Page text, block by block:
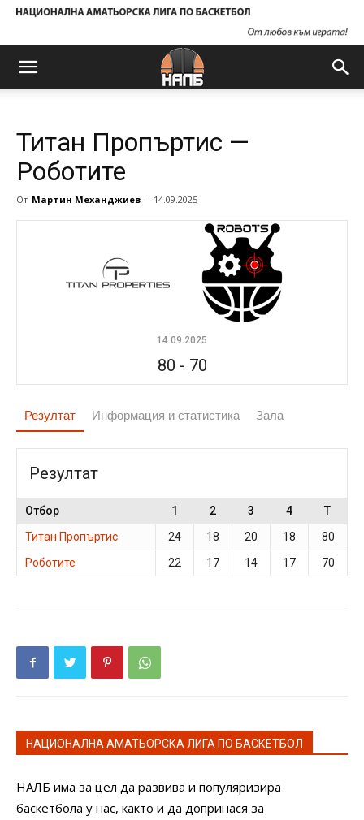
Титан Пропъртис —
Роботите
От Мартин Механджиев - 14.09.2025
14.09.2025
80 - 70
Резултат Информация и статистика Зала
Резултат
Отбор 1 2 3 4
T
Титан Пропъртис
24 18 20 18
80
Роботите
22 17 14 17 70
НАЦИОНАЛНА АМАТЬОРСКА ЛИГА ПО БАСКЕТБОЛ
НАЛБ има за цел да развива и популяризира
баскетбола у нас, както и да допринася за